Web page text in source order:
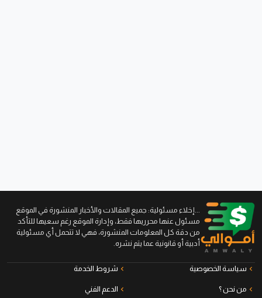
...إخلاء مسئولية: جميع المقالات والأخبار المنشورة في الموقع
مسئول عنها محرريها فقط، وإدارة الموقع رغم سعيها للتأكد
من دقة كل المعلومات المنشورة، فهي لا تتحمل أي مسئولية
أدبية أو قانونية عما يتم نشره.
سياسة الخصوصية شروط الخدمة
من نحن ؟ الدعم الفني